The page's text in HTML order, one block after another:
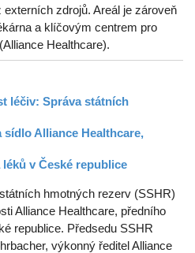
zdrojů. Areál je zároveň
a klíčovým centrem pro
Healthcare).
léčiv: Správa státních
Alliance Healthcare,
v České republice
hmotných rezerv (SSHR)
Alliance Healthcare, předního
republice. Předsedu SSHR
výkonný ředitel Alliance